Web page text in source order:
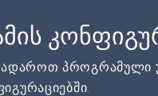
პროგრამული